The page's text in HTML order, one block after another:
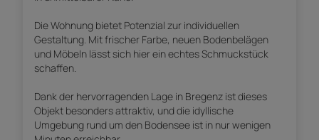
Die Wohnung bietet Potenzial zur individuellen
Gestaltung. Mit frischer Farbe, neuen Bodenbelägen
und Möbeln lässt sich hier ein echtes Schmuckstück
schaffen.
Dank der hervorragenden Lage in Bregenz ist dieses
Objekt besonders attraktiv, und die idyllische
Umgebung rund um den Bodensee ist in nur wenigen